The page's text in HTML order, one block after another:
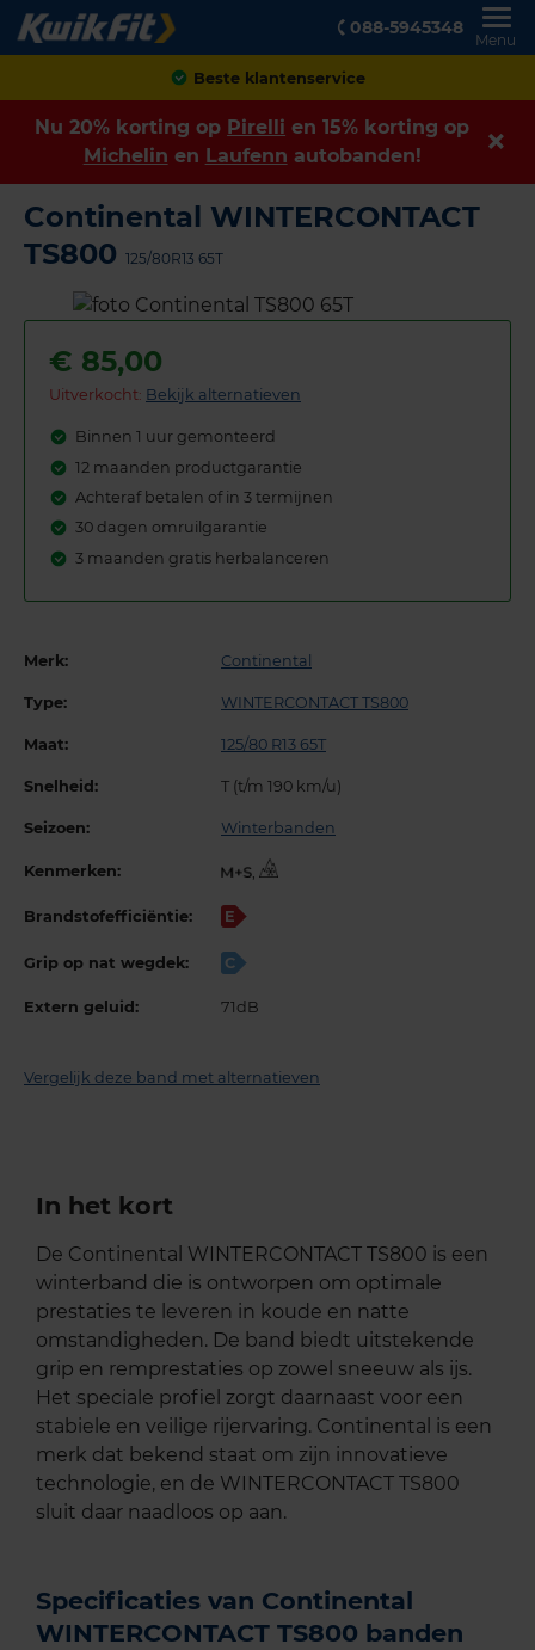
088-5945348
Menu
Achteraf betalen
Nu 20% korting op Pirelli en 15% korting op
Michelin en Laufenn autobanden!
Continental WINTERCONTACT
TS800 125/80R13 65T
€ 85,00
Uitverkocht: Bekijk alternatieven
Binnen 1 uur gemonteerd
12 maanden productgarantie
Achteraf betalen of in 3 termijnen
30 dagen omruilgarantie
3 maanden gratis herbalanceren
Merk: Continental
Type: WINTERCONTACT TS800
Maat: 125/80 R13 65T
Snelheid: T (t/m 190 km/u)
Seizoen: Winterbanden
Kenmerken: ,
Brandstofefficiëntie: E
Grip op nat wegdek: C
Extern geluid: 71dB
Vergelijk deze band met alternatieven
In het kort
De Continental WINTERCONTACT TS800 is een
winterband die is ontworpen om optimale
prestaties te leveren in koude en natte
omstandigheden. De band biedt uitstekende
grip en remprestaties op zowel sneeuw als ijs.
Het speciale profiel zorgt daarnaast voor een
stabiele en veilige rijervaring. Continental is een
merk dat bekend staat om zijn innovatieve
technologie, en de WINTERCONTACT TS800
sluit daar naadloos op aan.
Specificaties van Continental
WINTERCONTACT TS800 banden